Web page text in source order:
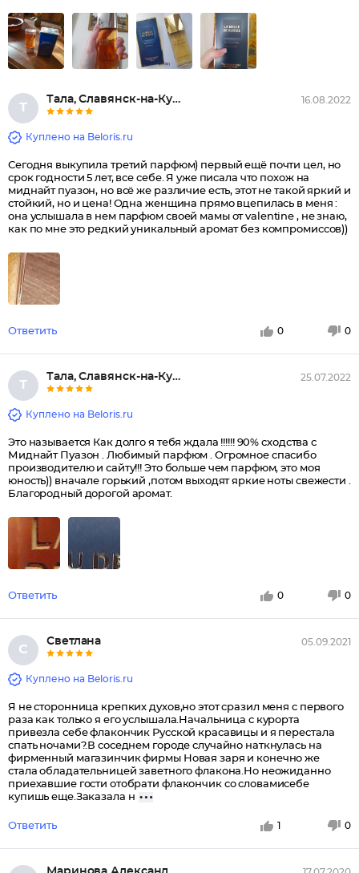
Т
Тала, Славянск-на-Кубани 16.08.2022
Куплено на Beloris.ru
Сегодня выкупила третий парфюм) первый ещё почти цел, но
срок годности 5 лет, все себе. Я уже писала что похож на
миднайт пуазон, но всё же различие есть, этот не такой яркий и
стойкий, но и цена! Одна женщина прямо вцепилась в меня :
она услышала в нем парфюм своей мамы от valentine , не знаю,
как по мне это редкий уникальный аромат без компромиссов))
Ответить 0 0
Т
Тала, Славянск-на-Кубани 25.07.2022
Куплено на Beloris.ru
Это называется Как долго я тебя ждала !!!!!! 90% сходства с
Миднайт Пуазон . Любимый парфюм . Огромное спасибо
производителю и сайту!!! Это больше чем парфюм, это моя
юность)) вначале горький ,потом выходят яркие ноты свежести .
Благородный дорогой аромат.
Ответить 0 0
С
Светлана 05.09.2021
Куплено на Beloris.ru
Я не сторонница крепких духов,но этот сразил меня с первого
раза как только я его услышала.Начальница с курорта
привезла себе флакончик Русской красавицы и я перестала
спать ночами?.В соседнем городе случайно наткнулась на
фирменный магазинчик фирмы Новая заря и конечно же
стала обладательницей заветного флакона.Но неожиданно
приехавшие гости отобрати флакончик со словамисебе
купишь еще.Заказала н
Ответить 1 0